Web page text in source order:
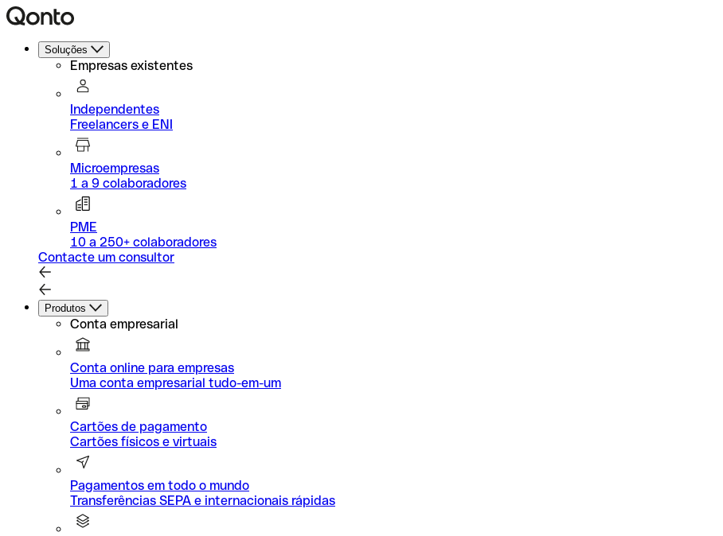
Soluções
Empresas existentes
Independentes
Freelancers e ENI
Microempresas
1 a 9 colaboradores
PME
10 a 250+ colaboradores
Contacte um consultor
Produtos
Conta empresarial
Conta online para empresas
Uma conta empresarial tudo-em-um
Cartões de pagamento
Cartões físicos e virtuais
Pagamentos em todo o mundo
Transferências SEPA e internacionais rápidas